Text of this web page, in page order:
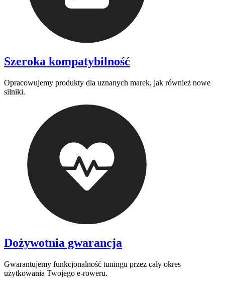
Szeroka kompatybilność
Opracowujemy produkty dla uznanych marek, jak również nowe
silniki.
Dożywotnia gwarancja
Gwarantujemy funkcjonalność tuningu przez cały okres
użytkowania Twojego e-roweru.